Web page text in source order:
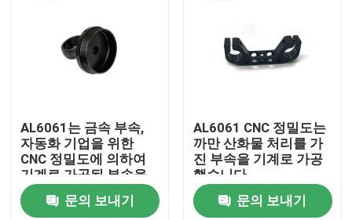
집
AL6061는 금속 부속,
자동화 기업을 위한
CNC 정밀도에 의하여
기계로 가공된 부속을
기계로 가공했습니다
문의 보내기
AL6061 CNC 정밀도는
까만 산화물 처리를 가
진 부속을 기계로 가공
했습니다
문의 보내기